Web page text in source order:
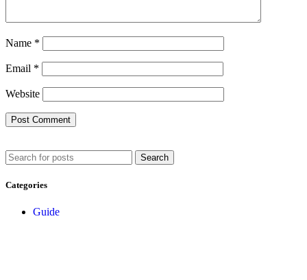
Name *
Email *
Website
Search
Categories
Guide